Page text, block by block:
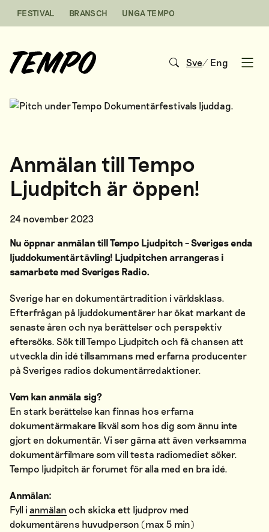
FESTIVAL BRANSCH UNGA TEMPO
Sve/ Eng
Anmälan till Tempo
Ljudpitch är öppen!
24 november 2023
Nu öppnar anmälan till Tempo Ljudpitch – Sveriges enda
ljuddokumentärtävling! Ljudpitchen arrangeras i
samarbete med Sveriges Radio.
Sverige har en dokumentärtradition i världsklass.
Efterfrågan på ljuddokumentärer har ökat markant de
senaste åren och nya berättelser och perspektiv
eftersöks. Sök till Tempo Ljudpitch och få chansen att
utveckla din idé tillsammans med erfarna producenter
på Sveriges radios dokumentärredaktioner.
Vem kan anmäla sig?
En stark berättelse kan finnas hos erfarna
dokumentärmakare likväl som hos dig som ännu inte
gjort en dokumentär. Vi ser gärna att även verksamma
dokumentärfilmare som vill testa radiomediet söker.
Tempo ljudpitch är forumet för alla med en bra idé.
Anmälan:
Fyll i anmälan och skicka ett ljudprov med
dokumentärens huvudperson (max 5 min)